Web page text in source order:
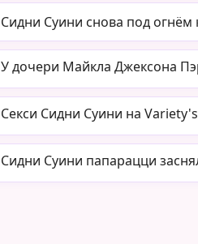
Сидни Суини снова под огнём
У дочери Майкла Джексона
Секси Сидни Суини на
Сидни Суини папарацци